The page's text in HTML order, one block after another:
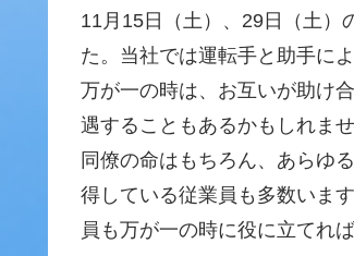
11月15日（土）、29日（土）
た。当社では運転手と助手に
万が一の時は、お互いが助け
遇することもあるかもしれま
同僚の命はもちろん、あらゆ
得している従業員も多数いま
員も万が一の時に役に立てれ